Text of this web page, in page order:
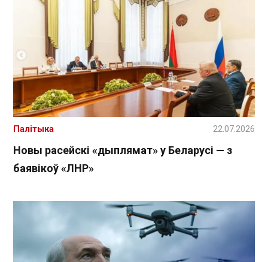
Новы расейскі «дыплямат» у Беларусі — з
баявікоў «ЛНР»
Палітыка 22.07.2026